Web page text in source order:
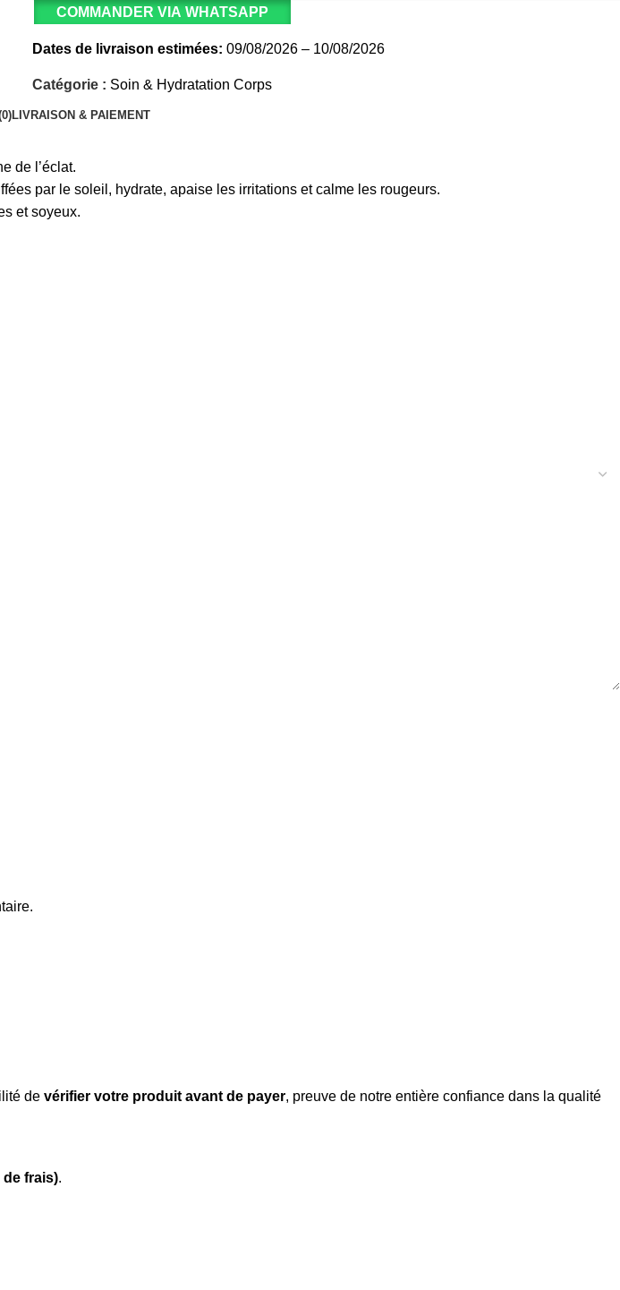
COMMANDER VIA WHATSAPP
Dates de livraison estimées: 09/08/2026 – 10/08/2026
Catégorie : Soin & Hydratation Corps
LIVRAISON & PAIEMENT
de l’éclat.
par le soleil, hydrate, apaise les irritations et calme les rougeurs.
et soyeux.
de vérifier votre produit avant de payer, preuve de notre entière confiance dans la qualité
de frais).